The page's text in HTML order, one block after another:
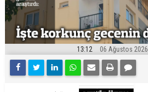
13:12 06 Ağustos 2026